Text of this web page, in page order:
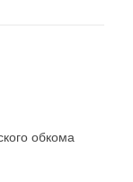
обкома